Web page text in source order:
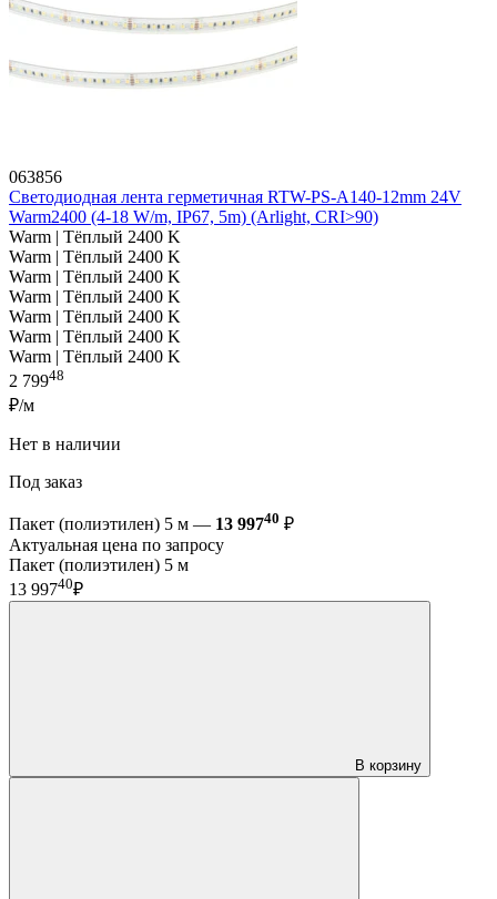
063856
Светодиодная лента герметичная RTW-PS-A140-12mm 24V
Warm2400 (4-18 W/m, IP67, 5m) (Arlight, CRI>90)
Warm | Тёплый 2400 K
Warm | Тёплый 2400 K
Warm | Тёплый 2400 K
Warm | Тёплый 2400 K
Warm | Тёплый 2400 K
Warm | Тёплый 2400 K
Warm | Тёплый 2400 K
2 79948
₽/м
Нет в наличии
Под заказ
Пакет (полиэтилен) 5 м — 13 99740 ₽
Актуальная цена по запросу
Пакет (полиэтилен) 5 м
13 99740₽
В корзину